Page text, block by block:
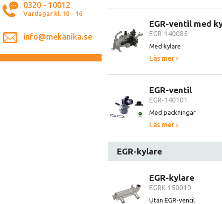
0320 - 10012
Vardagar kl. 10 - 16
info@mekanika.se
EGR-ventil med
EGR-140085
Med kylare
Läs mer ›
EGR-ventil
EGR-140101
Med packningar
Läs mer ›
EGR-kylare
EGR-kylare
EGRK-150010
Utan EGR-ventil